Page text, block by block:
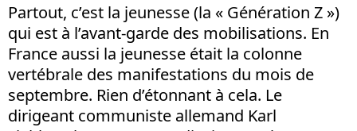
Partout, c’est la jeunesse (la « Génération Z »)
qui est à l’avant-garde des mobilisations. En
France aussi la jeunesse était la colonne
vertébrale des manifestations du mois de
septembre. Rien d’étonnant à cela. Le
dirigeant communiste allemand Karl